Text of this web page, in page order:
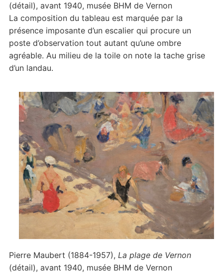
(détail), avant 1940, musée BHM de Vernon
La composition du tableau est marquée par la
présence imposante d’un escalier qui procure un
poste d’observation tout autant qu’une ombre
agréable. Au milieu de la toile on note la tache grise
d’un landau.
Pierre Maubert (1884-1957), La plage de Vernon
(détail), avant 1940, musée BHM de Vernon